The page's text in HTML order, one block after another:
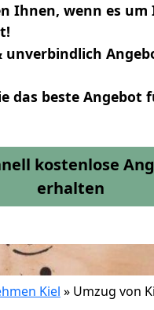
Ihnen, wenn es um
unverbindlich
das beste Angebot
kostenlose
erhalten
Kiel » Umzug von